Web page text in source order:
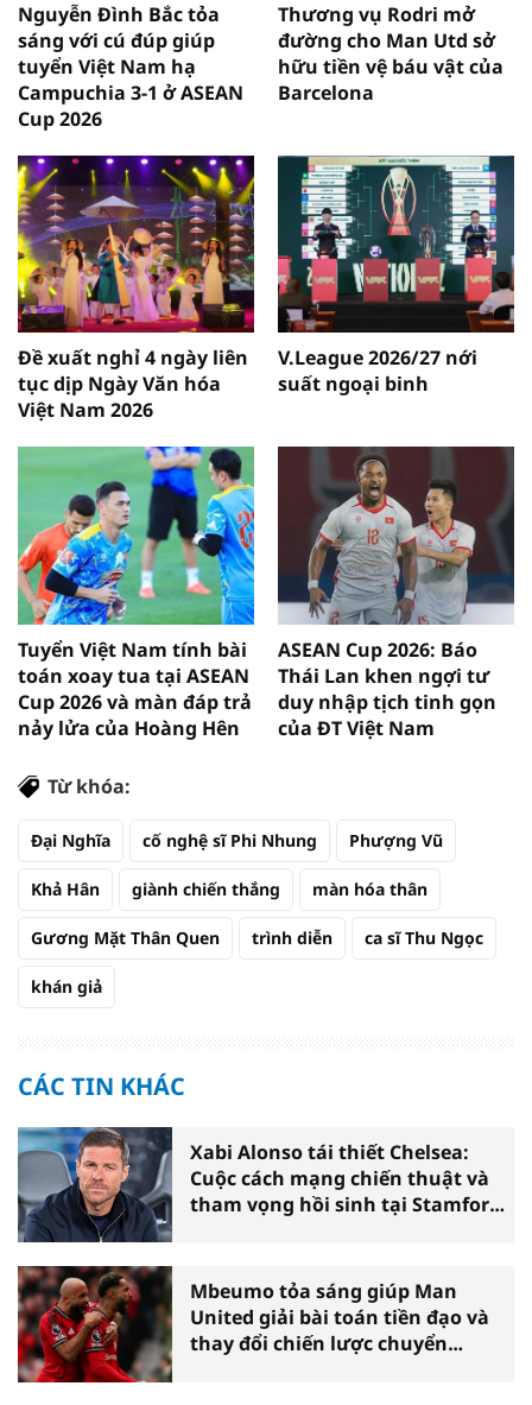
Nguyễn Đình Bắc tỏa
sáng với cú đúp giúp
tuyển Việt Nam hạ
Campuchia 3-1 ở ASEAN
Cup 2026
Thương vụ Rodri mở
đường cho Man Utd sở
hữu tiền vệ báu vật của
Barcelona
Đề xuất nghỉ 4 ngày liên
tục dịp Ngày Văn hóa
Việt Nam 2026
V.League 2026/27 nới
suất ngoại binh
Tuyển Việt Nam tính bài
toán xoay tua tại ASEAN
Cup 2026 và màn đáp trả
nảy lửa của Hoàng Hên
ASEAN Cup 2026: Báo
Thái Lan khen ngợi tư
duy nhập tịch tinh gọn
của ĐT Việt Nam
Từ khóa:
Đại Nghĩa cố nghệ sĩ Phi Nhung Phượng Vũ
Khả Hân giành chiến thắng màn hóa thân
Gương Mặt Thân Quen trình diễn ca sĩ Thu Ngọc
khán giả
CÁC TIN KHÁC
Xabi Alonso tái thiết Chelsea:
Cuộc cách mạng chiến thuật và
tham vọng hồi sinh tại Stamford
Mbeumo tỏa sáng giúp Man
United giải bài toán tiền đạo và
thay đổi chiến lược chuyển